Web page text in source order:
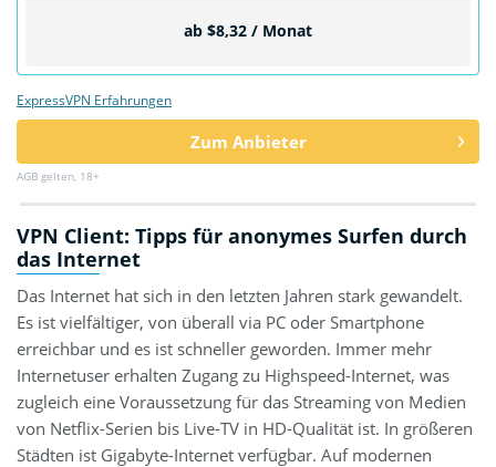
ab $8,32 / Monat
ExpressVPN Erfahrungen
Zum Anbieter
AGB gelten, 18+
VPN Client: Tipps für anonymes Surfen durch
das Internet
Das Internet hat sich in den letzten Jahren stark gewandelt.
Es ist vielfältiger, von überall via PC oder Smartphone
erreichbar und es ist schneller geworden. Immer mehr
Internetuser erhalten Zugang zu Highspeed-Internet, was
zugleich eine Voraussetzung für das Streaming von Medien
von Netflix-Serien bis Live-TV in HD-Qualität ist. In größeren
Städten ist Gigabyte-Internet verfügbar. Auf modernen